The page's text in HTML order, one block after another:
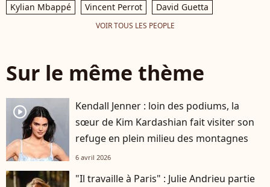
Kylian Mbappé
Vincent Perrot David Guetta
VOIR TOUS LES PEOPLE
Sur le même thème
player2
Kendall Jenner : loin des podiums, la
sœur de Kim Kardashian fait visiter son
refuge en plein milieu des montagnes
6 avril 2026
"Il travaille à Paris" : Julie Andrieu partie